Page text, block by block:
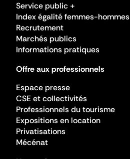
Service public +
Index égalité femmes-hommes
Recrutement
Marchés publics
Informations pratiques
Offre aux professionnels
Espace presse
CSE et collectivités
Professionnels du tourisme
Expositions en location
Privatisations
Mécénat